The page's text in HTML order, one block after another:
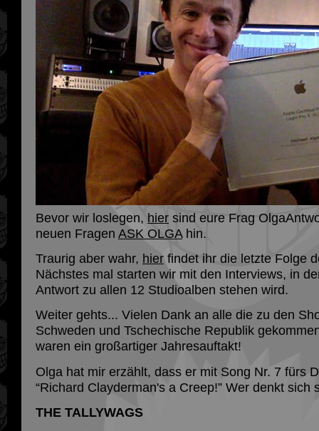
Bevor wir loslegen, hier sind eure Frag
neuen Fragen ASK OLGAhin.
Traurig aber wahr, hier findet ihr die letzte Folge
Nächstes mal starten wir mit den Interviews, in
Antwort zu allen 12 Studioalben stehen wird.
Weiter gehts... Vielen Dank an alle die zu den
Schweden und Tschechische Republik
waren ein großartiger Jahresauftakt!
Olga hat mir erzählt, dass er mit Song Nr. 7 fürs
“Richard Clayderman's a Creep!” Wer denkt sich
THE TALLYWAGS